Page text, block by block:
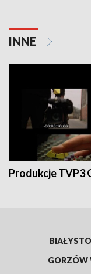
INNE
Produkcje TVP3
GORZÓW